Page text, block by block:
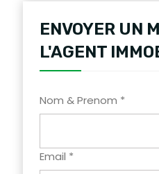
ENVOYER UN
L'AGENT
Nom & Prenom *
Email *